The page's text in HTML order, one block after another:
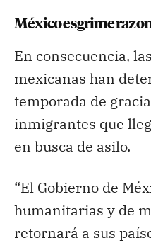
México esgrime
En consecuencia,
mexicanas han
temporada de
inmigrantes que
en busca de asilo.
“El Gobierno de
humanitarias y de
retornará a sus